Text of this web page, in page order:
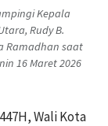
Kepala
Rudy B.
Ramadhan saat
16 Maret 2026
Wali Kota